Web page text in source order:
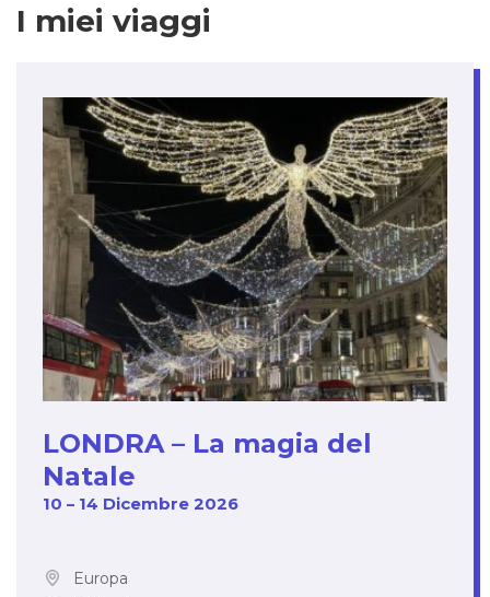
I miei viaggi
LONDRA – La magia del
Natale
10 – 14 Dicembre 2026
Europa